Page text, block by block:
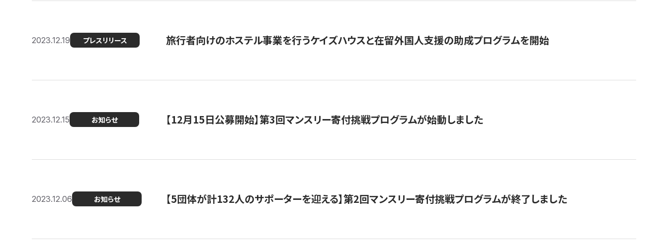
2023.12.19 プレスリリース 旅行者向けのホステル事業を行うケイズハウスと在留外国人支援の助成プログラムを開始
2023.12.15 お知らせ 【12月15日公募開始】第3回マンスリー寄付挑戦プログラムが始動しました
2023.12.06 お知らせ 【5団体が計132人のサポーターを迎える】第2回マンスリー寄付挑戦プログラムが終了しました